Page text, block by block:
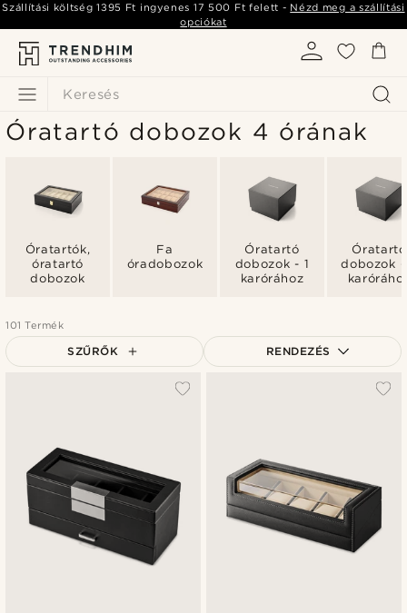
Keresés
Szállítási költség1395 Ft ingyenes 17 500 Ft felett - Nézd meg a szállítási
opciókat
Óratartó dobozok 4 órának
Óratartók,
óratartó
dobozok
Fa
óradobozok
Óratartó
dobozok - 1
karórához
Óratartó
dobozok
101 Termék
SZŰRŐK RENDEZÉS
Legmagasabb ár